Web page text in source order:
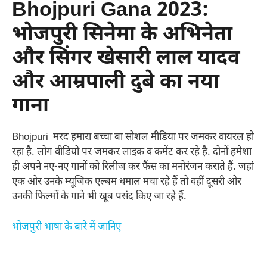
Bhojpuri Gana 2023:
भोजपुरी सिनेमा के अभिनेता
और सिंगर खेसारी लाल यादव
और आम्रपाली दुबे का नया
गाना
Bhojpuri मरद हमारा बच्चा बा सोशल मीडिया पर जमकर वायरल हो
रहा है. लोग वीडियो पर जमकर लाइक व कमेंट कर रहे है. दोनों हमेशा
ही अपने नए-नए गानों को रिलीज कर फैंस का मनोरंजन कराते हैं. जहां
एक ओर उनके म्यूजिक एल्बम धमाल मचा रहे हैं तो वहीं दूसरी ओर
उनकी फिल्मों के गाने भी खूब पसंद किए जा रहे हैं.
भोजपुरी भाषा के बारे में जानिए